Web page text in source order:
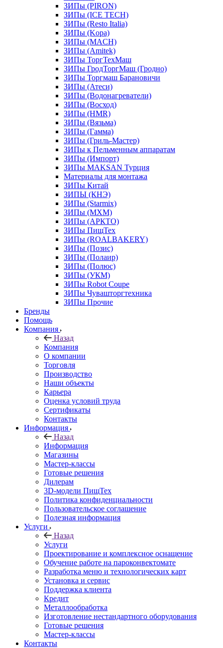
ЗИПы (PIRON)
ЗИПы (ICE TECH)
ЗИПы (Resto Italia)
ЗИПы (Kopa)
ЗИПы (MACH)
ЗИПы (Amitek)
ЗИПы ТоргТехМаш
ЗИПы ГродТоргМаш (Гродно)
ЗИПы Торгмаш Барановичи
ЗИПы (Атеси)
ЗИПы (Водонагреватели)
ЗИПы (Восход)
ЗИПы (HMR)
ЗИПы (Вязьма)
ЗИПы (Гамма)
ЗИПы (Гриль-Мастер)
ЗИПы к Пельменным аппаратам
ЗИПы (Импорт)
ЗИПы MAKSAN Турция
Материалы для монтажа
ЗИПы Китай
ЗИПЫ (КНЭ)
ЗИПы (Starmix)
ЗИПы (МХМ)
ЗИПы (АРКТО)
ЗИПы ПищТех
ЗИПы (ROALBAKERY)
ЗИПы (Позис)
ЗИПы (Полаир)
ЗИПы (Полюс)
ЗИПы (УКМ)
ЗИПы Robot Coupe
ЗИПы Чувашторгтехника
ЗИПы Прочие
Бренды
Помощь
Компания
Назад
Компания
О компании
Торговля
Производство
Наши объекты
Карьера
Оценка условий труда
Сертификаты
Контакты
Информация
Назад
Информация
Магазины
Мастер-классы
Готовые решения
Дилерам
3D-модели ПищТех
Политика конфиденциальности
Пользовательское соглашение
Полезная информация
Услуги
Назад
Услуги
Проектирование и комплексное оснащение
Обучение работе на пароконвектомате
Разработка меню и технологических карт
Установка и сервис
Поддержка клиента
Кредит
Металлообработка
Изготовление нестандартного оборудования
Готовые решения
Мастер-классы
Контакты